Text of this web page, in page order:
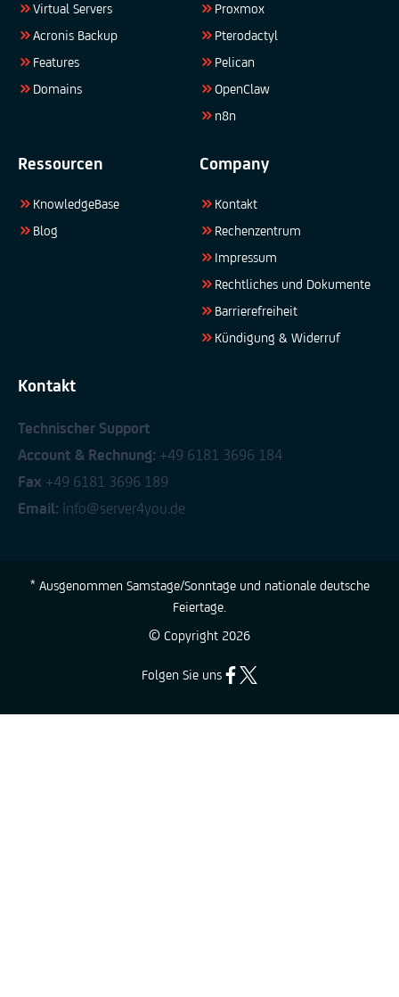
Virtual Servers
Acronis Backup
Features
Domains
Proxmox
Pterodactyl
Pelican
OpenClaw
n8n
Ressourcen
KnowledgeBase
Blog
Company
Kontakt
Rechenzentrum
Impressum
Rechtliches und Dokumente
Barrierefreiheit
Kündigung & Widerruf
Kontakt
Technischer Support
Account & Rechnung: +49 6181 3696 184
Fax +49 6181 3696 189
Email: info@server4you.de
* Ausgenommen Samstage/Sonntage und nationale deutsche
Feiertage.
© Copyright 2026
Folgen Sie uns